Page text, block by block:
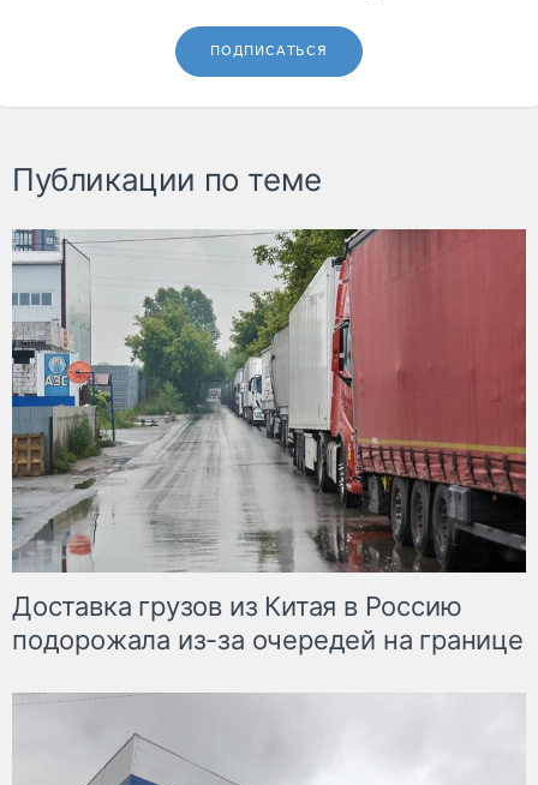
ПОДПИСАТЬСЯ
Публикации по теме
Доставка грузов из Китая в Россию
подорожала из-за очередей на границе